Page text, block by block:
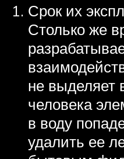
Срок их
Столько же
не выделяет
человека
в воду
удалить ее